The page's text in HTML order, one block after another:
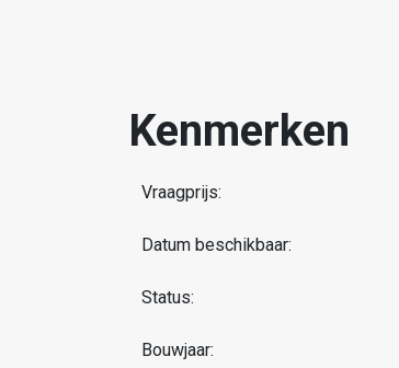
Kenmerken
Vraagprijs:
Datum beschikbaar:
Status:
Bouwjaar: